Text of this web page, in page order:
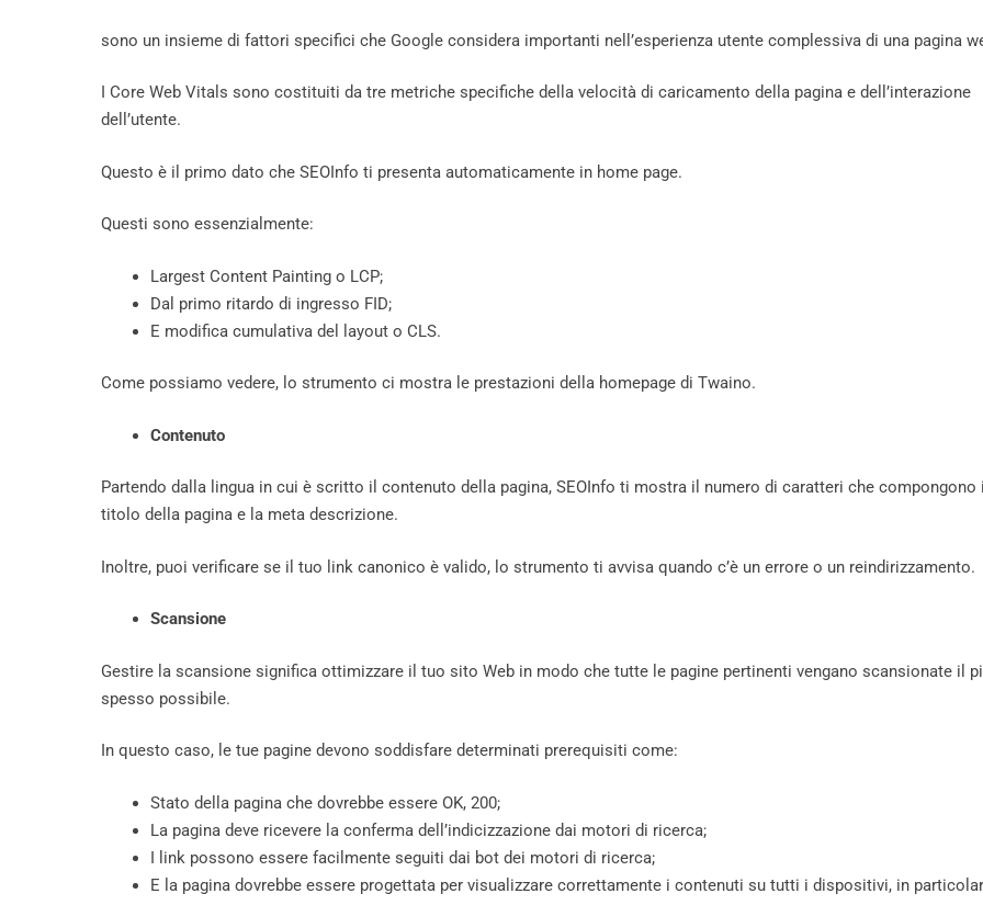
sono un insieme di fattori specifici che Google considera importanti nell’esperienza utente complessiva di una pagina
I Core Web Vitals sono costituiti da tre metriche specifiche della velocità di caricamento della pagina e dell’interazione
dell’utente.
Questo è il primo dato che SEOInfo ti presenta automaticamente in home page.
Questi sono essenzialmente:
Largest Content Painting o LCP;
Dal primo ritardo di ingresso FID;
E modifica cumulativa del layout o CLS.
Come possiamo vedere, lo strumento ci mostra le prestazioni della homepage di Twaino.
Contenuto
Partendo dalla lingua in cui è scritto il contenuto della pagina, SEOInfo ti mostra il numero di caratteri che compongono
titolo della pagina e la meta descrizione.
Inoltre, puoi verificare se il tuo link canonico è valido, lo strumento ti avvisa quando c’è un errore o un reindirizzamento.
Scansione
Gestire la scansione significa ottimizzare il tuo sito Web in modo che tutte le pagine pertinenti vengano scansionate il
spesso possibile.
In questo caso, le tue pagine devono soddisfare determinati prerequisiti come:
Stato della pagina che dovrebbe essere OK, 200;
La pagina deve ricevere la conferma dell’indicizzazione dai motori di ricerca;
I link possono essere facilmente seguiti dai bot dei motori di ricerca;
E la pagina dovrebbe essere progettata per visualizzare correttamente i contenuti su tutti i dispositivi, in